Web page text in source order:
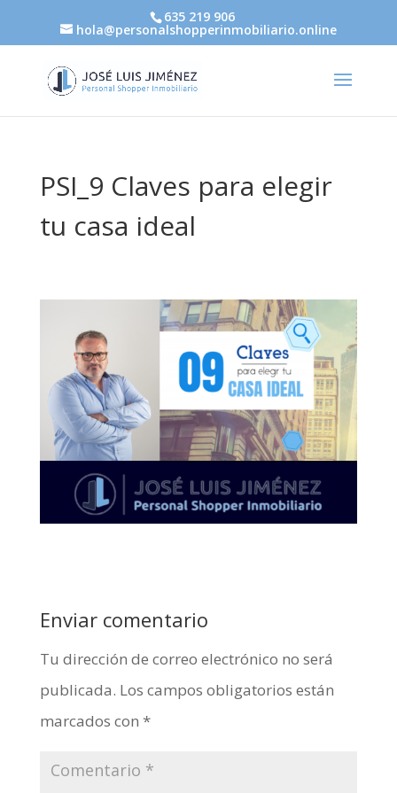
635 219 906
hola@personalshopperinmobiliario.online
PSI_9 Claves para elegir
tu casa ideal
Enviar comentario
Tu dirección de correo electrónico no será
publicada. Los campos obligatorios están
marcados con *